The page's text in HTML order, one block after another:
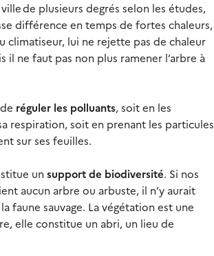
de plusieurs degrés selon les études,
différence en temps de fortes chaleurs,
climatiseur, lui ne rejette pas de chaleur
il ne faut pas non plus ramener l’arbre à
réguler les polluants, soit en les
respiration, soit en prenant les particules
sur ses feuilles.
un support de biodiversité. Si nos
aucun arbre ou arbuste, il n’y aurait
faune sauvage. La végétation est une
elle constitue un abri, un lieu de